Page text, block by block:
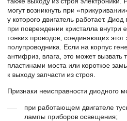
могут возникнуть при
у которого двигатель работает. Диод
при повреждении кристалла внутри
тонких проводов, соединяющих
полупроводника. Если на корпус
антифриз, влага, это может вызвать
пластинами моста или короткое
к выходу запчасти из строя.
Признаки неисправности диодного
при работающем двигателе
лампы приборов освещения;